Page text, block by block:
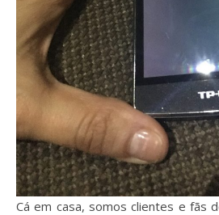
Cá em casa, somos clientes e fãs